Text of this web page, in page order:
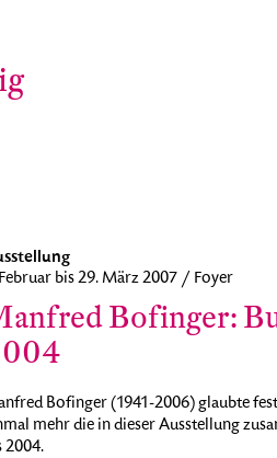
bis 29. März 2007 / Foyer
Bofinger:
Bofinger (1941-2006) glaubte
mehr die in dieser Ausstellung
2004.